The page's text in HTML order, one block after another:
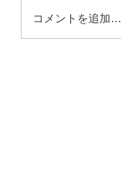
コメントを追加…